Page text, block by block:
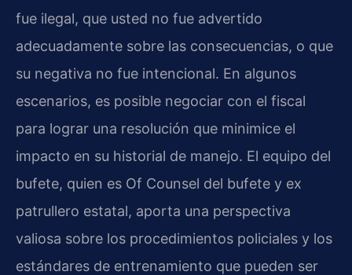
fue ilegal, que usted no fue advertido
adecuadamente sobre las consecuencias, o que
su negativa no fue intencional. En algunos
escenarios, es posible negociar con el fiscal
para lograr una resolución que minimice el
impacto en su historial de manejo. El equipo del
bufete, quien es Of Counsel del bufete y ex
patrullero estatal, aporta una perspectiva
valiosa sobre los procedimientos policiales y los
estándares de entrenamiento que pueden ser